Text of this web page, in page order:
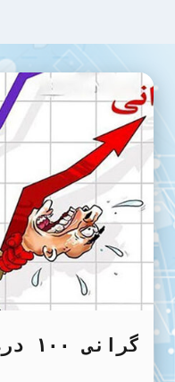
گرانی ۱۰۰ درصدی مایحتاج مردم